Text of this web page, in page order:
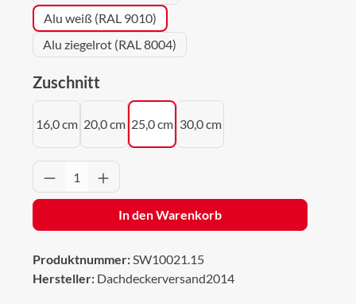
Alu weiß (RAL 9010)
Alu ziegelrot (RAL 8004)
Zuschnitt
16,0 cm 20,0 cm 25,0 cm 30,0 cm
Produkt Anzahl: Gib den gewünschten
In den Warenkorb
Produktnummer:SW10021.15
Hersteller: Dachdeckerversand2014